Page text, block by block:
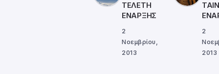
ΤΕΛΕΤΗ
ΕΝΑΡΞΗΣ
2
Νοεμβρίου,
2013
2
2013